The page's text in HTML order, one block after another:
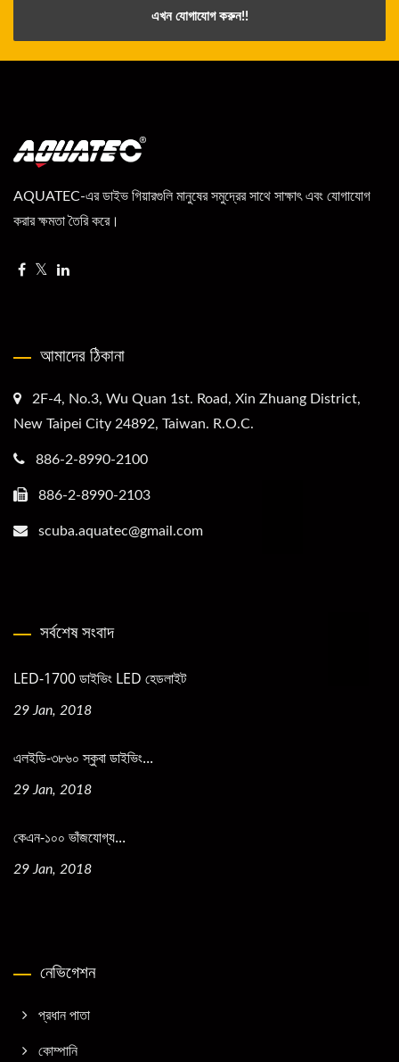
এখন যোগাযোগ করুন!!
AQUATEC-এর ডাইভ গিয়ারগুলি মানুষের সমুদ্রের সাথে সাক্ষাৎ এবং যোগাযোগ
করার ক্ষমতা তৈরি করে।
আমাদের ঠিকানা
2F-4, No.3, Wu Quan 1st. Road, Xin Zhuang District,
New Taipei City 24892, Taiwan. R.O.C.
886-2-8990-2100
886-2-8990-2103
scuba.aquatec@gmail.com
সর্বশেষ সংবাদ
LED-1700 ডাইভিং LED হেডলাইট
29 Jan, 2018
এলইডি-৩৮৬০ স্কুবা ডাইভিং...
29 Jan, 2018
কেএন-১০০ ভাঁজযোগ্য...
29 Jan, 2018
নেভিগেশন
প্রধান পাতা
কোম্পানি